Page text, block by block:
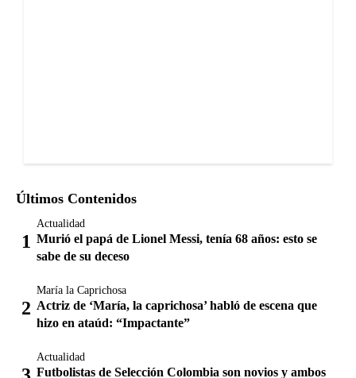
Últimos Contenidos
Actualidad
Murió el papá de Lionel Messi, tenía 68 años: esto se
sabe de su deceso
María la Caprichosa
Actriz de ‘María, la caprichosa’ habló de escena que
hizo en ataúd: “Impactante”
Actualidad
Futbolistas de Selección Colombia son novios y ambos